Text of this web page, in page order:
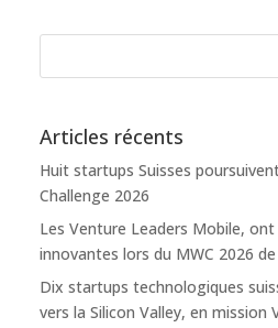
Articles récents
Huit startups Suisses
Challenge 2026
Les Venture Leaders Mobile,
innovantes lors du MWC 2026
Dix startups technologiques
vers la Silicon Valley, en mission